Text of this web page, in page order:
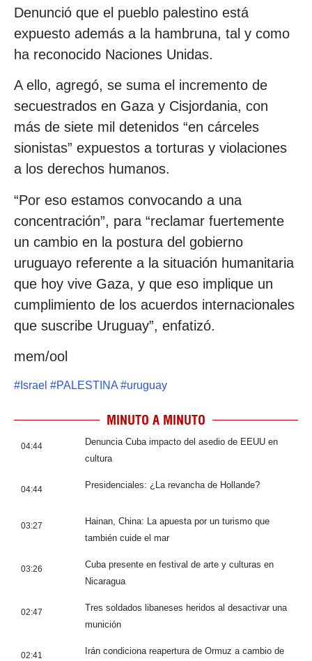
Denunció que el pueblo palestino está
expuesto además a la hambruna, tal y como
ha reconocido Naciones Unidas.
A ello, agregó, se suma el incremento de
secuestrados en Gaza y Cisjordania, con
más de siete mil detenidos “en cárceles
sionistas” expuestos a torturas y violaciones
a los derechos humanos.
“Por eso estamos convocando a una
concentración”, para “reclamar fuertemente
un cambio en la postura del gobierno
uruguayo referente a la situación humanitaria
que hoy vive Gaza, y que eso implique un
cumplimiento de los acuerdos internacionales
que suscribe Uruguay”, enfatizó.
mem/ool
# Israel #PALESTINA #uruguay
MINUTO A MINUTO
04:44
Denuncia Cuba impacto del asedio de EEUU en
cultura
04:44 Presidenciales: ¿La revancha de Hollande?
03:27
Hainan, China: La apuesta por un turismo que
también cuide el mar
03:26
Cuba presente en festival de arte y culturas en
Nicaragua
02:47
Tres soldados libaneses heridos al desactivar una
munición
02:41
Irán condiciona reapertura de Ormuz a cambio de